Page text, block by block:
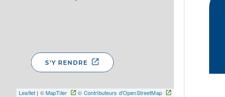
Leaflet | © MapTiler © Contributeurs d'OpenStreetMap
S'Y RENDRE